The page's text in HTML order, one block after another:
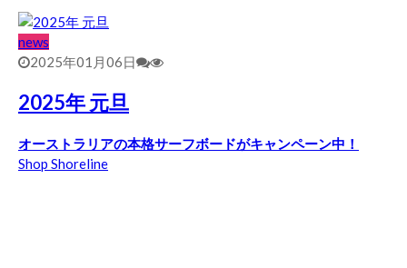
news
2025年01月06日
2025年 元旦
オーストラリアの本格サーフボードがキャンペーン中！
Shop Shoreline